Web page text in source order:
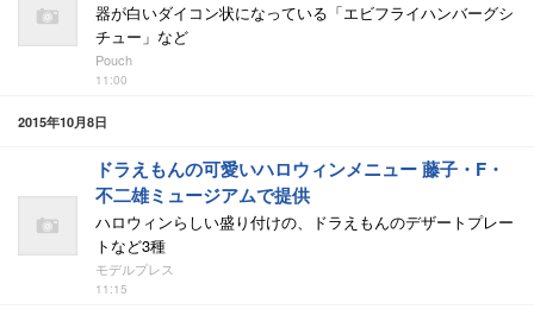
器が白いダイコン状になっている「エビフライハンバーグシ
チュー」など
Pouch
11:00
2015年10月8日
ドラえもんの可愛いハロウィンメニュー 藤子・F・
不二雄ミュージアムで提供
ハロウィンらしい盛り付けの、ドラえもんのデザートプレー
トなど3種
モデルプレス
11:15